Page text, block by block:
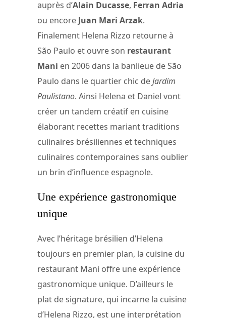
auprès d’Alain Ducasse, Ferran Adria
ou encore Juan Mari Arzak.
Finalement Helena Rizzo retourne à
São Paulo et ouvre son restaurant
Mani en 2006 dans la banlieue de São
Paulo dans le quartier chic deJardim
Paulistano. Ainsi Helena et Daniel vont
créer un tandem créatif en cuisine
élaborant recettes mariant traditions
culinaires brésiliennes et techniques
culinaires contemporaines sans oublier
un brin d’influence espagnole.
Une expérience gastronomique
unique
Avec l’héritage brésilien d’Helena
toujours en premier plan, la cuisine du
restaurant Mani offre une expérience
gastronomique unique. D’ailleurs le
plat de signature, qui incarne la cuisine
d’Helena Rizzo, est une interprétation